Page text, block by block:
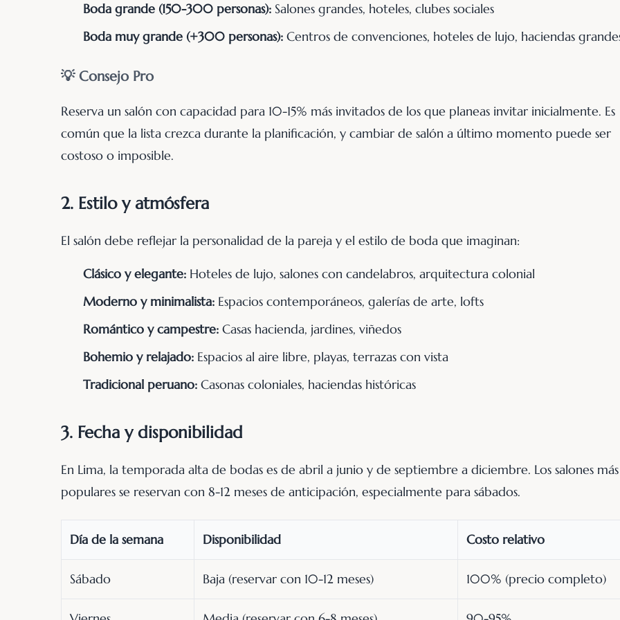
Boda grande (150-300 personas): Salones grandes, hoteles, clubes sociales
Boda muy grande (+300 personas): Centros de convenciones, hoteles de lujo, haciendas
💡 Consejo Pro
Reserva un salón con capacidad para 10-15% más invitados de los que planeas invitar inicialmente. Es
común que la lista crezca durante la planificación, y cambiar de salón a último momento puede ser
costoso o imposible.
2. Estilo y atmósfera
El salón debe reflejar la personalidad de la pareja y el estilo de boda que imaginan:
Clásico y elegante: Hoteles de lujo, salones con candelabros, arquitectura colonial
Moderno y minimalista: Espacios contemporáneos, galerías de arte, lofts
Romántico y campestre: Casas hacienda, jardines, viñedos
Bohemio y relajado: Espacios al aire libre, playas, terrazas con vista
Tradicional peruano: Casonas coloniales, haciendas históricas
3. Fecha y disponibilidad
En Lima, la temporada alta de bodas es de abril a junio y de septiembre a diciembre. Los salones más
populares se reservan con 8-12 meses de anticipación, especialmente para sábados.
Día de la semana Disponibilidad Costo relativo
Sábado Baja (reservar con 10-12 meses) 100% (precio completo)